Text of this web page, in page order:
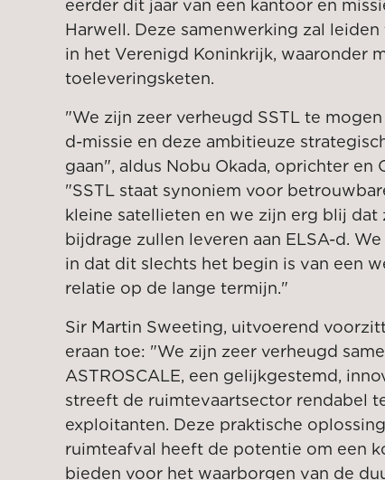
eerder dit jaar van een kantoor en
Harwell. Deze samenwerking zal
in het Verenigd Koninkrijk, waaronder
toeleveringsketen.
"We zijn zeer verheugd SSTL te
d-missie en deze ambitieuze
gaan", aldus Nobu Okada, oprichter en
"SSTL staat synoniem voor
kleine satellieten en we zijn erg blij dat
bijdrage zullen leveren aan ELSA-d.
in dat dit slechts het begin is van een
relatie op de lange termijn."
Sir Martin Sweeting, uitvoerend
eraan toe: "We zijn zeer verheugd
ASTROSCALE, een gelijkgestemd,
streeft de ruimtevaartsector rendabel
exploitanten. Deze praktische
ruimteafval heeft de potentie om een
bieden voor het waarborgen van de